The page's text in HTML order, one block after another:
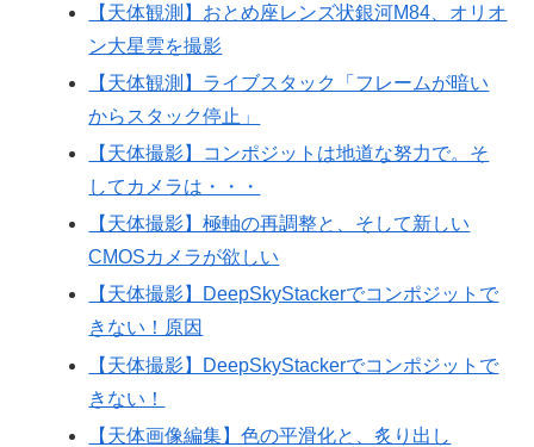
【天体観測】おとめ座レンズ状銀河M84、オリオ
ン大星雲を撮影
【天体観測】ライブスタック「フレームが暗い
からスタック停止」
【天体撮影】コンポジットは地道な努力で。そ
してカメラは・・・
【天体撮影】極軸の再調整と、そして新しい
CMOSカメラが欲しい
【天体撮影】DeepSkyStackerでコンポジットで
きない！原因
【天体撮影】DeepSkyStackerでコンポジットで
きない！
【天体画像編集】色の平滑化と、炙り出し